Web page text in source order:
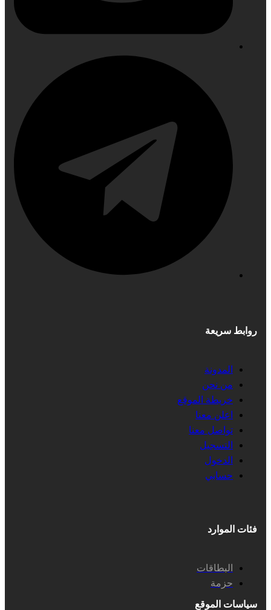
روابط سريعة
المدونة
من نحن
خريطة الموقع
اعلن معنا
تواصل معنا
التسجيل
الدخول
حسابي
فئات الموارد
البطاقات
حزمة
سياسات الموقع